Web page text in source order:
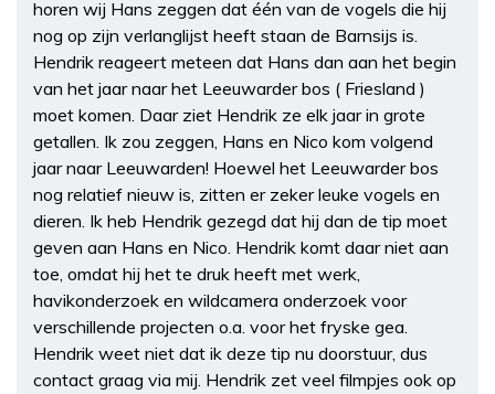
horen wij Hans zeggen dat één van de vogels die hij
nog op zijn verlanglijst heeft staan de Barnsijs is.
Hendrik reageert meteen dat Hans dan aan het begin
van het jaar naar het Leeuwarder bos ( Friesland )
moet komen. Daar ziet Hendrik ze elk jaar in grote
getallen. Ik zou zeggen, Hans en Nico kom volgend
jaar naar Leeuwarden! Hoewel het Leeuwarder bos
nog relatief nieuw is, zitten er zeker leuke vogels en
dieren. Ik heb Hendrik gezegd dat hij dan de tip moet
geven aan Hans en Nico. Hendrik komt daar niet aan
toe, omdat hij het te druk heeft met werk,
havikonderzoek en wildcamera onderzoek voor
verschillende projecten o.a. voor het fryske gea.
Hendrik weet niet dat ik deze tip nu doorstuur, dus
contact graag via mij. Hendrik zet veel filmpjes ook op